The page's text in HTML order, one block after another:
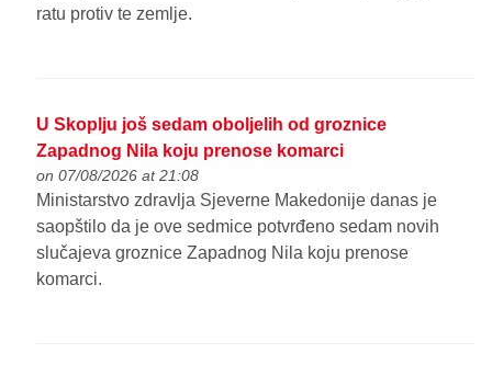
ratu protiv te zemlje.
U Skoplju još sedam oboljelih od groznice
Zapadnog Nila koju prenose komarci
on 07/08/2026 at 21:08
Ministarstvo zdravlja Sjeverne Makedonije danas je
saopštilo da je ove sedmice potvrđeno sedam novih
slučajeva groznice Zapadnog Nila koju prenose
komarci.